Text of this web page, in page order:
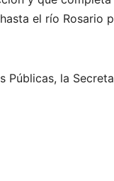
el río Rosario
la